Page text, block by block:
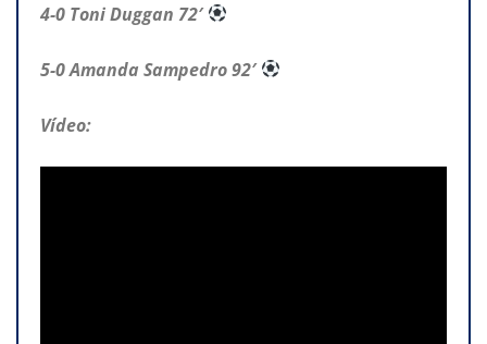
4-0 Toni Duggan 72′
5-0 Amanda Sampedro 92′
Vídeo: